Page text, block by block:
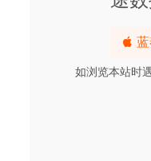
如浏览本站时
Adguard 2.4.71
2020-05-14
Copy’em Paste